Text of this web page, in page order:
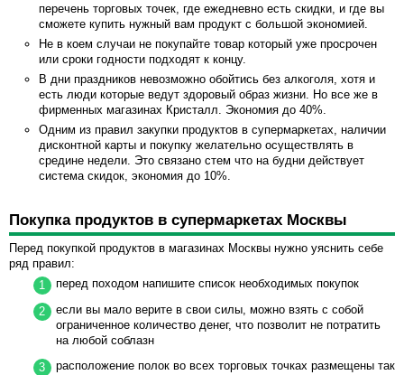
перечень торговых точек, где ежедневно есть скидки, и где вы
сможете купить нужный вам продукт с большой экономией.
Не в коем случаи не покупайте товар который уже просрочен
или сроки годности подходят к концу.
В дни праздников невозможно обойтись без алкоголя, хотя и
есть люди которые ведут здоровый образ жизни. Но все же в
фирменных магазинах Кристалл. Экономия до 40%.
Одним из правил закупки продуктов в супермаркетах, наличии
дисконтной карты и покупку желательно осуществлять в
средине недели. Это связано стем что на будни действует
система скидок, экономия до 10%.
Покупка продуктов в супермаркетах Москвы
Перед покупкой продуктов в магазинах Москвы нужно уяснить себе
ряд правил:
перед походом напишите список необходимых покупок
если вы мало верите в свои силы, можно взять с собой
ограниченное количество денег, что позволит не потратить
на любой соблазн
расположение полок во всех торговых точках размещены так